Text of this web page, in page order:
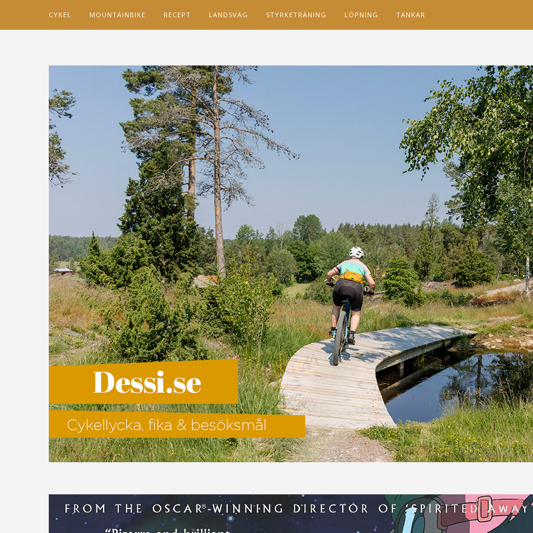
CYKEL MOUNTAINBIKE RECEPT LANDSVÄG STYRKETRÄNING LÖPNING TANKAR